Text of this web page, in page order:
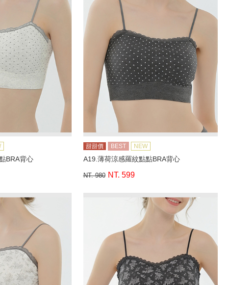
BRA背心
甜甜價 BEST NEW
A19.薄荷涼感羅紋點點BRA背心
NT. 980 NT. 599